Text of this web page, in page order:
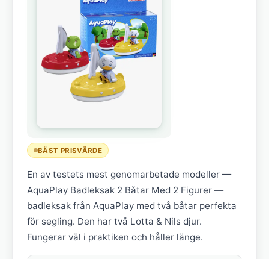
BÄST PRISVÄRDE
En av testets mest genomarbetade modeller —
AquaPlay Badleksak 2 Båtar Med 2 Figurer —
badleksak från AquaPlay med två båtar perfekta
för segling. Den har två Lotta & Nils djur.
Fungerar väl i praktiken och håller länge.